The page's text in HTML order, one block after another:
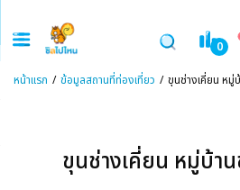
0
หน้าแรก ข้อมูลสถานที่ท่องเที่ยว ขุนช่างเคี่ยน หมู่
ขุนช่างเคี่ยน หมู่บ้า